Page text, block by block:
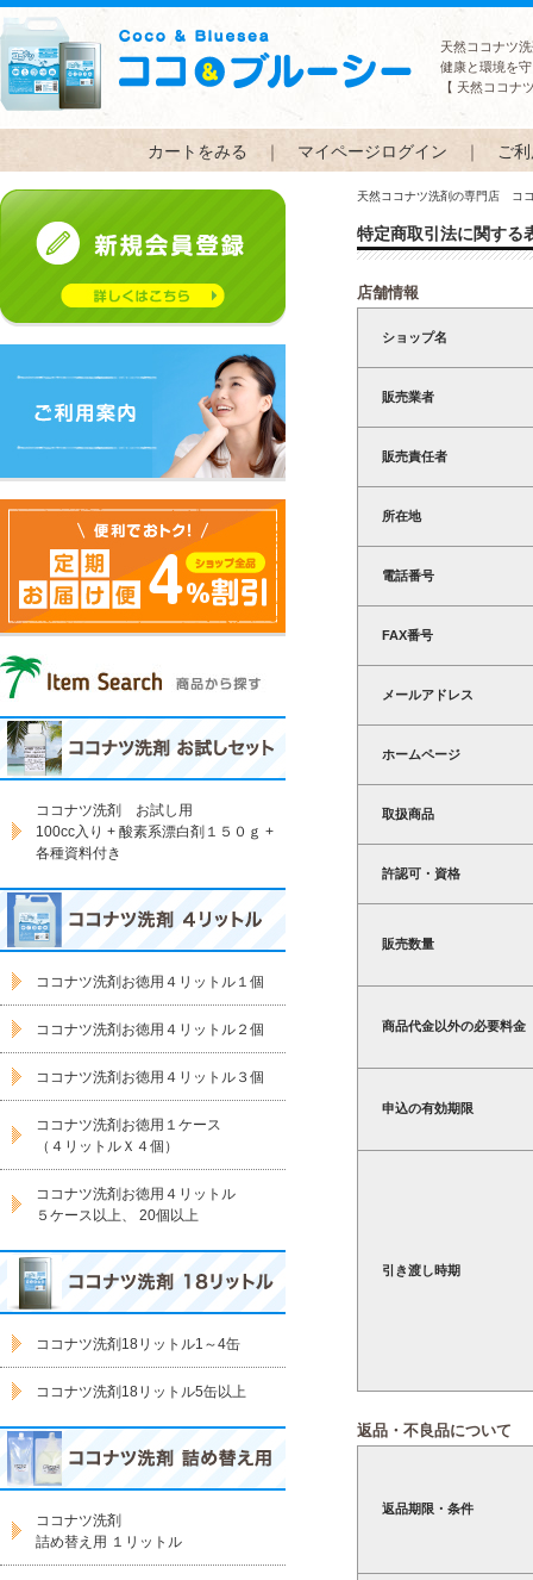
天然ココナツ
健康と環境を
【 天然ココナ
カートをみる ｜ マイページログイン ｜ ご
天然ココナツ洗剤の専門店 コ
特定商取引法に関する
店舗情報
ショップ名
販売業者
販売責任者
所在地
電話番号
FAX番号
メールアドレス
ホームページ
取扱商品
許認可・資格
販売数量
商品代金以外の必要料金
申込の有効期限
引き渡し時期
返品・不良品について
返品期限・条件
ココナツ洗剤 お試し用
100cc入り + 酸素系漂白剤１５０ｇ +
各種資料付き
ココナツ洗剤お徳用４リットル１個
ココナツ洗剤お徳用４リットル２個
ココナツ洗剤お徳用４リットル３個
ココナツ洗剤お徳用１ケース
（４リットルＸ４個）
ココナツ洗剤お徳用４リットル
５ケース以上、 20個以上
ココナツ洗剤18リットル1～4缶
ココナツ洗剤18リットル5缶以上
ココナツ洗剤
詰め替え用 １リットル